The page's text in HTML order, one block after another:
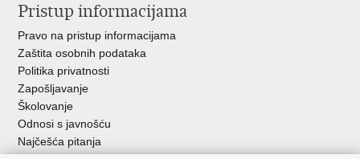
Pristup informacijama
Pravo na pristup informacijama
Zaštita osobnih podataka
Politika privatnosti
Zapošljavanje
Školovanje
Odnosi s javnošću
Najčešća pitanja